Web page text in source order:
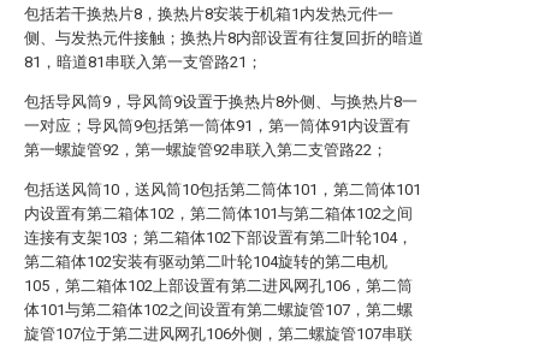
包括若干换热片8，换热片8安装于机箱1内发热元件一
侧、与发热元件接触；换热片8内部设置有往复回折的暗道
81，暗道81串联入第一支管路21；
包括导风筒9，导风筒9设置于换热片8外侧、与换热片8一
一对应；导风筒9包括第一筒体91，第一筒体91内设置有
第一螺旋管92，第一螺旋管92串联入第二支管路22；
包括送风筒10，送风筒10包括第二筒体101，第二筒体101
内设置有第二箱体102，第二筒体101与第二箱体102之间
连接有支架103；第二箱体102下部设置有第二叶轮104，
第二箱体102安装有驱动第二叶轮104旋转的第二电机
105，第二箱体102上部设置有第二进风网孔106，第二筒
体101与第二箱体102之间设置有第二螺旋管107，第二螺
旋管107位于第二进风网孔106外侧，第二螺旋管107串联